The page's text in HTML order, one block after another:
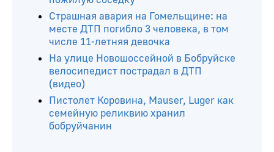
Читайте ещё
На дороге «Могилев – Бобруйск» 14-
летний школьник сел за руль и
устроил ДТП
В Бобруйске игроманка обокрала
пожилую соседку
Страшная авария на Гомельщине: на
месте ДТП погибло 3 человека, в том
числе 11-летняя девочка